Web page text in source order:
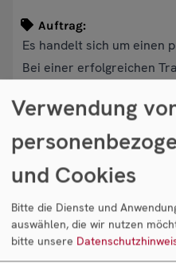
Auftrag:
Es handelt sich um einen
Bei einer erfolgreichen
Objekt
Ihr
Verwendung
und Cookies
Bitte die Dienste und
auswählen, die wir nutzen
bitte unsere